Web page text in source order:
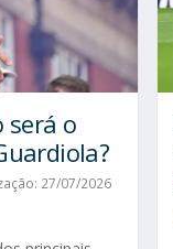
será o
27/07/2026